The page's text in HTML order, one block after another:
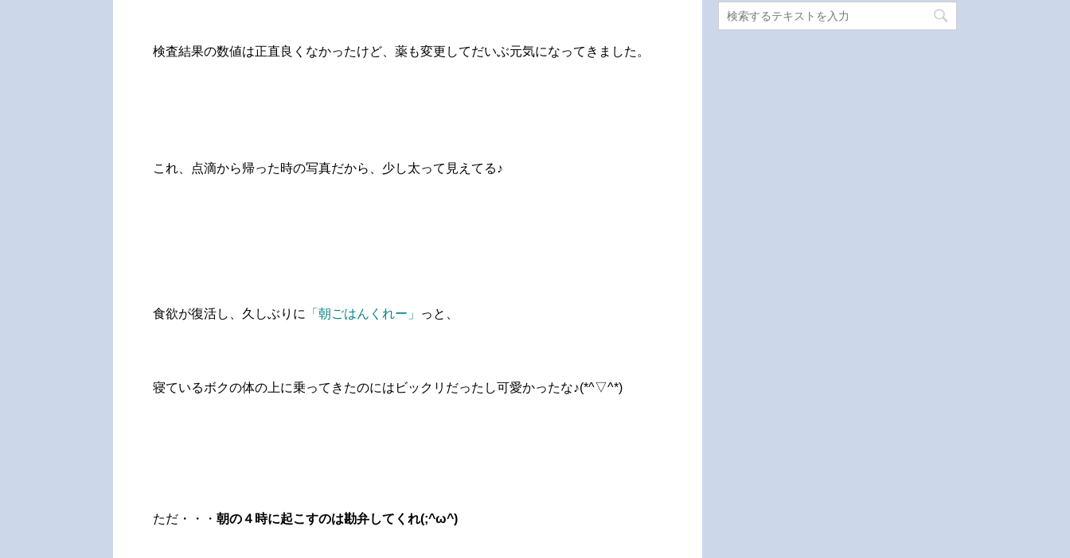
検査結果の数値は正直良くなかったけど、薬も変更してだいぶ元気になってきました。
これ、点滴から帰った時の写真だから、少し太って見えてる♪
食欲が復活し、久しぶりに 「朝ごはんくれー」 っと、
寝ているボクの体の上に乗ってきたのにはビックリだったし可愛かったな♪(*^▽^*)
ただ・・・ 朝の４時に起こすのは勘弁してくれ(;^ω^)